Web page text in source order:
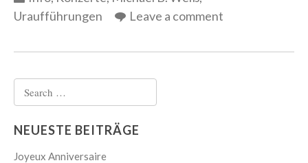
Uraufführungen
Leave a comment
for:
NEUESTE BEITRÄGE
Joyeux Anniversaire